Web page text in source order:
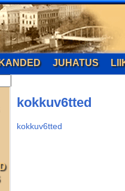
JUHATUS
kokkuv6tted
kokkuv6tted